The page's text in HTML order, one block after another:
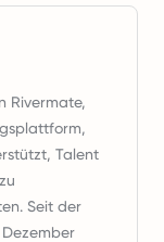
Rivermate,
Talent
Seit der